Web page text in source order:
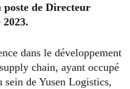
poste de Directeur
dans le développement
chain, ayant occupé
sein de Yusen Logistics,